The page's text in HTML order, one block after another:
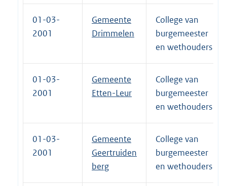
01-03-
2001
Gemeente
Drimmelen
College van
burgemeester
en wethouders
01-03-
2001
Gemeente
Etten-Leur
College van
burgemeester
en wethouders
01-03-
2001
Gemeente
Geertruiden
berg
College van
burgemeester
en wethouders